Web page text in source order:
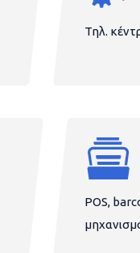
Τηλ.
POS,